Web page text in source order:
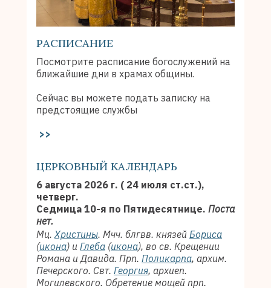
РАСПИСАНИЕ
Посмотрите расписание богослужений на
ближайшие дни в храмах общины.
Сейчас вы можете подать записку на
предстоящие службы
>>
ЦЕРКОВНЫЙ КАЛЕНДАРЬ
6 августа 2026 г. ( 24 июля ст.ст.),
четверг.
Седмица 10-я по Пятидесятнице. Поста
нет.
Мц. Христины. Мчч. блгвв. князей Бориса
(икона) и Глеба (икона), во св. Крещении
Романа и Давида. Прп. Поликарпа, архим.
Печерского. Свт. Георгия, архиеп.
Могилевского. Обретение мощей прп.